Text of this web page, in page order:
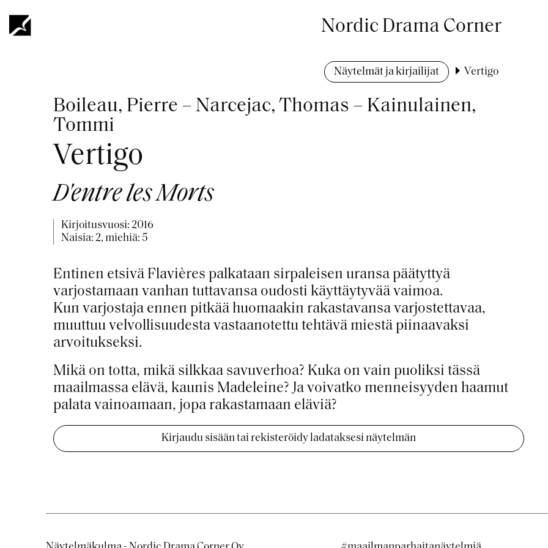
pääsisältöön
Nordic Drama Corner
Näytelmät ja kirjailijat Vertigo
Boileau, Pierre – Narcejac, Thomas – Kainulainen,
Tommi
Vertigo
D'entre les Morts
Kirjoitusvuosi: 2016
Naisia: 2, miehiä: 5
Entinen etsivä Flavières palkataan sirpaleisen uransa päätyttyä
varjostamaan vanhan tuttavansa oudosti käyttäytyvää vaimoa.
Kun varjostaja ennen pitkää huomaakin rakastavansa varjostettavaa,
muuttuu velvollisuudesta vastaanotettu tehtävä miestä piinaavaksi
arvoitukseksi.
Mikä on totta, mikä silkkaa savuverhoa? Kuka on vain puoliksi tässä
maailmassa elävä, kaunis Madeleine? Ja voivatko menneisyyden haamut
palata vainoamaan, jopa rakastamaan eläviä?
Kirjaudu sisään tai rekisteröidy ladataksesi näytelmän